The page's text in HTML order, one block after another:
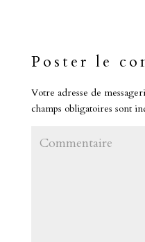
Poster le
Votre adresse de
champs obligatoires sont